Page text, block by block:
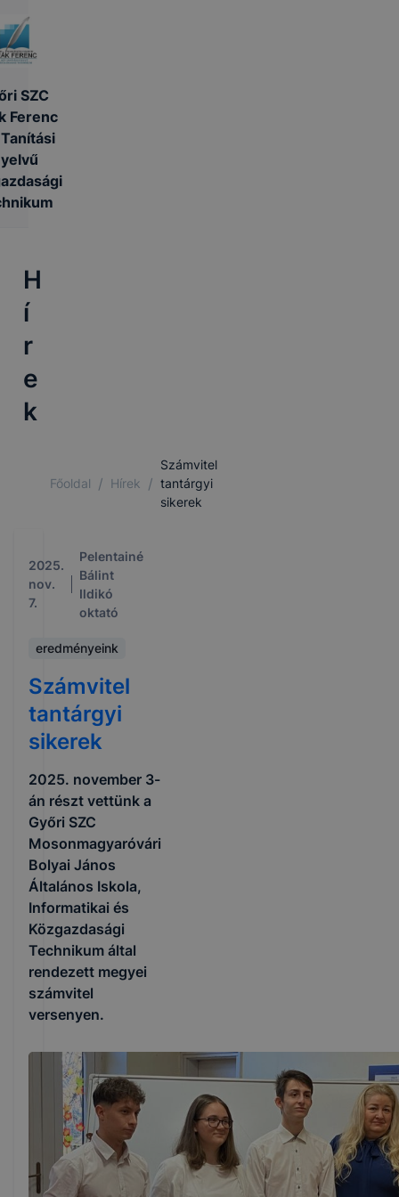
SZC
Ferenc
H
í
r
e
k
Főoldal / Hírek /
Számvitel
tantárgyi
sikerek
2025.
nov.
7.
Pelentainé
Bálint
Ildikó
oktató
eredményeink
Számvitel
tantárgyi
sikerek
2025. november 3-
án részt vettünk a
Győri SZC
Mosonmagyaróvári
Bolyai János
Általános Iskola,
Informatikai és
Közgazdasági
Technikum által
rendezett megyei
számvitel
versenyen.